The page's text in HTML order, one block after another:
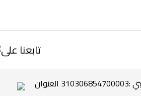
تابعنا على
جميع الحقوق محفوظة لشركة الخنيزان © 2026 ، س ت 1010079932 ، الرقم الضريبي :310306854700003 العنوان